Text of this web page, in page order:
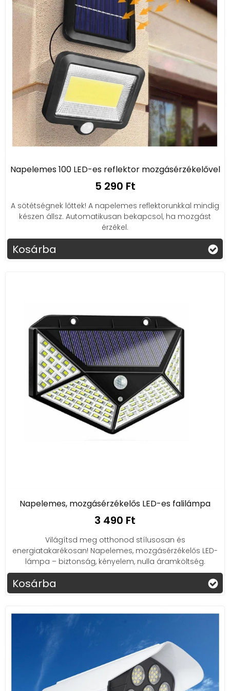
Napelemes 100 LED-es reflektor mozgásérzékelővel
5 290 Ft
A sötétségnek lőttek! A napelemes reflektorunkkal mindig
készen állsz. Automatikusan bekapcsol, ha mozgást
érzékel.
Kosárba
Napelemes, mozgásérzékelős LED-es falilámpa
3 490 Ft
Világítsd meg otthonod stílusosan és
energiatakarékosan! Napelemes, mozgásérzékelős LED-
lámpa – biztonság, kényelem, nulla áramköltség.
Kosárba